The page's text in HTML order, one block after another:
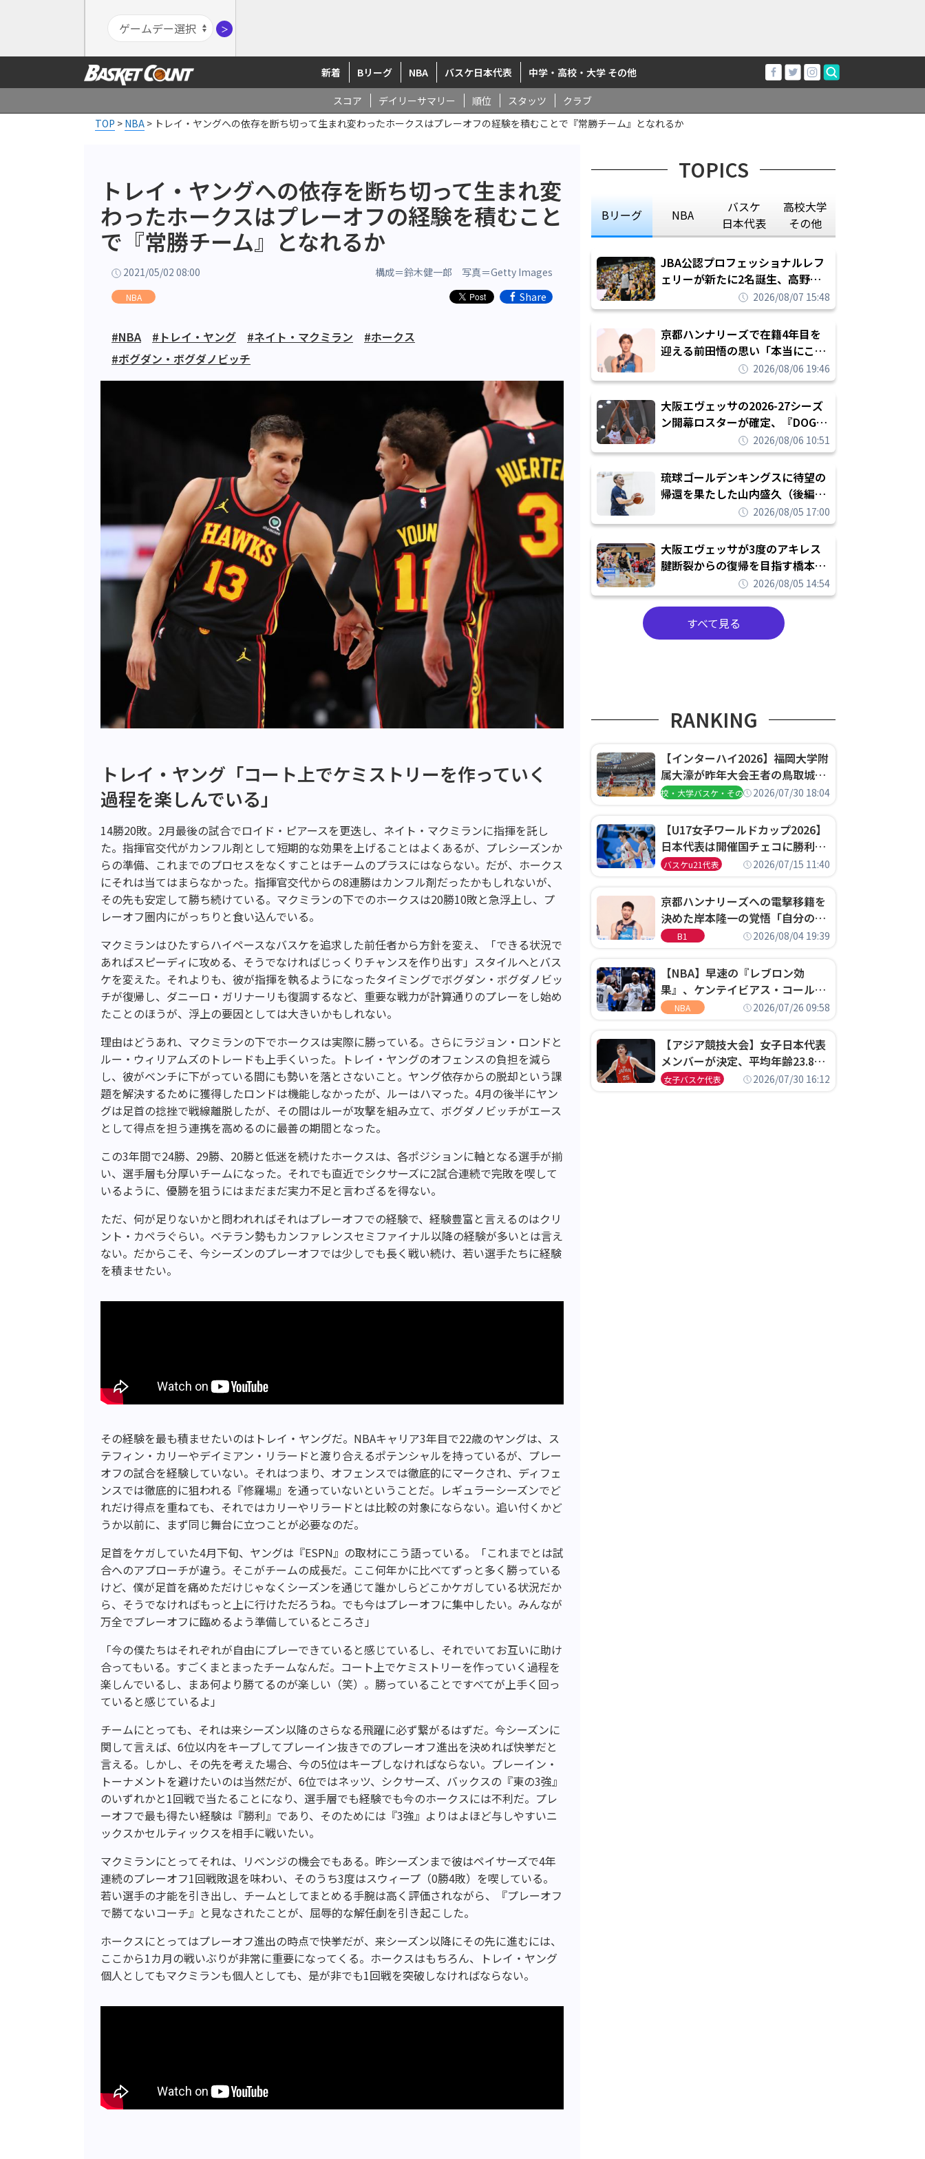
＞
新着 Bリーグ NBA バスケ日本代表 中学・高校・大学 その他
スコア デイリーサマリー 順位 スタッツ
クラブ
TOP > NBA > トレイ・ヤングへの依存を断ち切って生まれ変わったホークスはプレーオフの経験を積むことで『常勝チーム』となれるか
トレイ・ヤングへの依存を断ち切って生まれ変
わったホークスはプレーオフの経験を積むこと
で『常勝チーム』となれるか
2021/05/02 08:00 構成＝鈴木健一郎 写真＝Getty Images
NBA Share
#NBA #トレイ・ヤング #ネイト・マクミラン
#ホークス
#ボグダン・ボグダノビッチ
トレイ・ヤング「コート上でケミストリーを作っていく
過程を楽しんでいる」
14勝20敗。2月最後の試合でロイド・ピアースを更迭し、ネイト・マクミランに指揮を託し
た。指揮官交代がカンフル剤として短期的な効果を上げることはよくあるが、プレシーズンか
らの準備、これまでのプロセスをなくすことはチームのプラスにはならない。だが、ホークス
にそれは当てはまらなかった。指揮官交代からの8連勝はカンフル剤だったかもしれないが、
その先も安定して勝ち続けている。マクミランの下でのホークスは20勝10敗と急浮上し、プ
レーオフ圏内にがっちりと食い込んでいる。
マクミランはひたすらハイペースなバスケを追求した前任者から方針を変え、「できる状況で
あればスピーディに攻める、そうでなければじっくりチャンスを作り出す」スタイルへとバス
ケを変えた。それよりも、彼が指揮を執るようになったタイミングでボグダン・ボグダノビッ
チが復帰し、ダニーロ・ガリナーリも復調するなど、重要な戦力が計算通りのプレーをし始め
たことのほうが、浮上の要因としては大きいかもしれない。
理由はどうあれ、マクミランの下でホークスは実際に勝っている。さらにラジョン・ロンドと
ルー・ウィリアムズのトレードも上手くいった。トレイ・ヤングのオフェンスの負担を減ら
し、彼がベンチに下がっている間にも勢いを落とさないこと。ヤング依存からの脱却という課
題を解決するために獲得したロンドは機能しなかったが、ルーはハマった。4月の後半にヤン
グは足首の捻挫で戦線離脱したが、その間はルーが攻撃を組み立て、ボグダノビッチがエース
として得点を担う連携を高めるのに最善の期間となった。
この3年間で24勝、29勝、20勝と低迷を続けたホークスは、各ポジションに軸となる選手が揃
い、選手層も分厚いチームになった。それでも直近でシクサーズに2試合連続で完敗を喫して
いるように、優勝を狙うにはまだまだ実力不足と言わざるを得ない。
ただ、何が足りないかと問われればそれはプレーオフでの経験で、経験豊富と言えるのはクリ
ント・カペラぐらい。ベテラン勢もカンファレンスセミファイナル以降の経験が多いとは言え
ない。だからこそ、今シーズンのプレーオフでは少しでも長く戦い続け、若い選手たちに経験
を積ませたい。
その経験を最も積ませたいのはトレイ・ヤングだ。NBAキャリア3年目で22歳のヤングは、ス
テフィン・カリーやデイミアン・リラードと渡り合えるポテンシャルを持っているが、プレー
オフの試合を経験していない。それはつまり、オフェンスでは徹底的にマークされ、ディフェ
ンスでは徹底的に狙われる『修羅場』を通っていないということだ。レギュラーシーズンでど
れだけ得点を重ねても、それではカリーやリラードとは比較の対象にならない。追い付くかど
うか以前に、まず同じ舞台に立つことが必要なのだ。
足首をケガしていた4月下旬、ヤングは『ESPN』の取材にこう語っている。「これまでとは試
合へのアプローチが違う。そこがチームの成長だ。ここ何年かに比べてずっと多く勝っている
けど、僕が足首を痛めただけじゃなくシーズンを通じて誰かしらどこかケガしている状況だか
ら、そうでなければもっと上に行けただろうね。でも今はプレーオフに集中したい。みんなが
万全でプレーオフに臨めるよう準備しているところさ」
「今の僕たちはそれぞれが自由にプレーできていると感じているし、それでいてお互いに助け
合ってもいる。すごくまとまったチームなんだ。コート上でケミストリーを作っていく過程を
楽しんでいるし、まあ何より勝てるのが楽しい（笑）。勝っていることですべてが上手く回っ
ていると感じているよ」
チームにとっても、それは来シーズン以降のさらなる飛躍に必ず繋がるはずだ。今シーズンに
関して言えば、6位以内をキープしてプレーイン抜きでのプレーオフ進出を決めれば快挙だと
言える。しかし、その先を考えた場合、今の5位はキープしなければならない。プレーイン・
トーナメントを避けたいのは当然だが、6位ではネッツ、シクサーズ、バックスの『東の3強』
のいずれかと1回戦で当たることになり、選手層でも経験でも今のホークスには不利だ。プレ
ーオフで最も得たい経験は『勝利』であり、そのためには『3強』よりはよほど与しやすいニ
ックスかセルティックスを相手に戦いたい。
マクミランにとってそれは、リベンジの機会でもある。昨シーズンまで彼はペイサーズで4年
連続のプレーオフ1回戦敗退を味わい、そのうち3度はスウィープ（0勝4敗）を喫している。
若い選手の才能を引き出し、チームとしてまとめる手腕は高く評価されながら、『プレーオフ
で勝てないコーチ』と見なされたことが、屈辱的な解任劇を引き起こした。
ホークスにとってはプレーオフ進出の時点で快挙だが、来シーズン以降にその先に進むには、
ここから1カ月の戦いぶりが非常に重要になってくる。ホークスはもちろん、トレイ・ヤング
個人としてもマクミランも個人としても、是が非でも1回戦を突破しなければならない。
TOPICS
Bリーグ NBA
バスケ
日本代表
高校大学
その他
JBA公認プロフェッショナルレフ
ェリーが新たに2名誕生、高野晃
平は16年間続けた会社員生活に別
れを告げてプロ転向を決断
2026/08/07 15:48
京都ハンナリーズで在籍4年目を
迎える前田悟の思い「本当にこの
チームで勝ちたい、負けたまま舐
められたまま終わりたくない」
2026/08/06 19:46
大阪エヴェッサの2026-27シーズ
ン開幕ロスターが確定、『DOG
FIGHT』のチームカルチャーを推
し進めて結果を求めるシーズンへ
2026/08/06 10:51
琉球ゴールデンキングスに待望の
帰還を果たした山内盛久（後編）
「1人のウチナーンチュとしてみ
んなが誇りに思えるチームにして
いく」
2026/08/05 17:00
大阪エヴェッサが3度のアキレス
腱断裂からの復帰を目指す橋本拓
哉と契約を締結「もう一度コート
に立ちたい」
2026/08/05 14:54
すべて見る
RANKING
【インターハイ2026】福岡大学附
属大濠が昨年大会王者の鳥取城北
を撃破、大阪薫英女学院は岐阜女
高校・大学バスケ・その他2026/07/30 18:04
【U17女子ワールドカップ2026】
日本代表は開催国チェコに勝利し
て予選グループ3連勝で首位通
決定
バスケu21代表 2026/07/15 11:40
京都ハンナリーズへの電撃移籍を
決めた岸本隆一の覚悟「自分のエ
ゴというちっぽけなことのため
B1 2026/08/04 19:39
【NBA】早速の『レブロン効
果』、ケンテイビアス・コールド
ウェル・ポープがセブンティシク
NBA 2026/07/26 09:58
【アジア競技大会】女子日本代表
メンバーが決定、平均年齢23.8歳
のフレッシュなメンバーが日本開
女子バスケ代表 2026/07/30 16:12